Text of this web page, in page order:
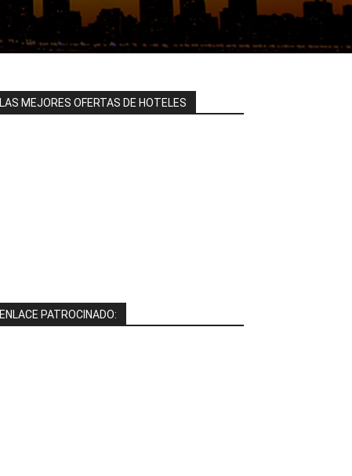
LAS MEJORES OFERTAS DE HOTELES
ENLACE PATROCINADO: